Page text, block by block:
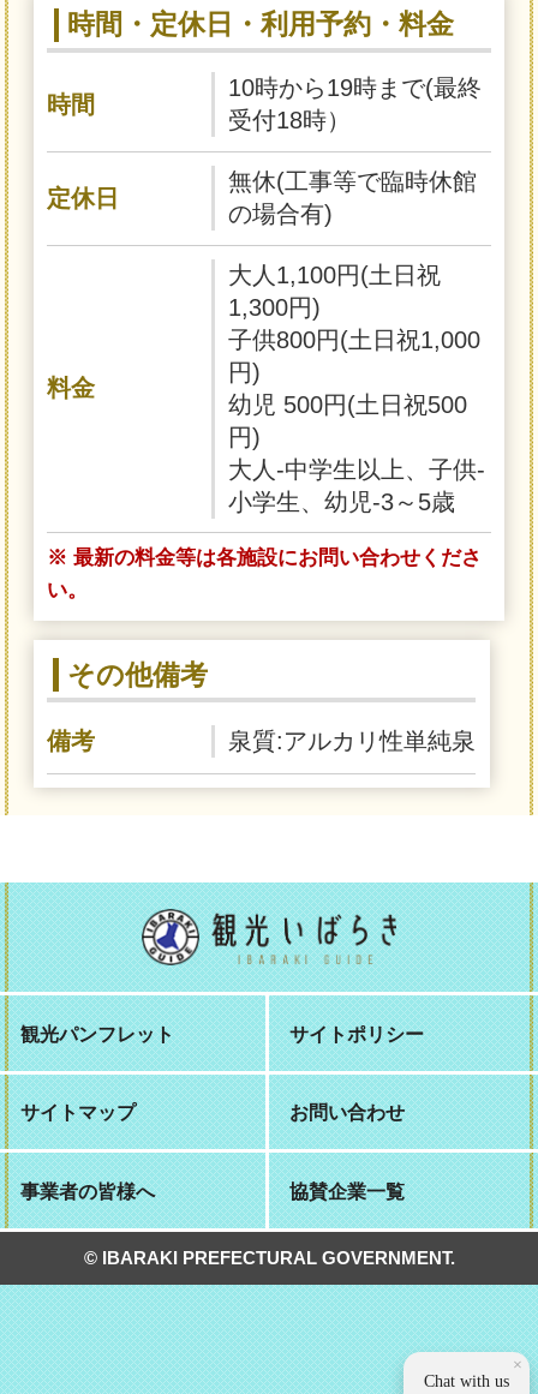
時間・定休日・利用予約・料金
時間
10時から19時まで(最終
受付18時）
定休日
無休(工事等で臨時休館
の場合有)
料金
大人1,100円(土日祝
1,300円)
子供800円(土日祝1,000
円)
幼児 500円(土日祝500
円)
大人-中学生以上、子供-
小学生、幼児-3～5歳
※ 最新の料金等は各施設にお問い合わせくださ
い。
その他備考
備考 泉質:アルカリ性単純泉
観光パンフレット サイトポリシー
サイトマップ お問い合わせ
事業者の皆様へ 協賛企業一覧
© IBARAKI PREFECTURAL GOVERNMENT.
×
Chat with us